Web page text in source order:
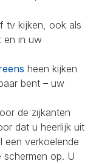
tv kijken, ook als
en in uw
heen kijken
bent – uw
de zijkanten
dat u heerlijk uit
een verkoelende
schermen op. U